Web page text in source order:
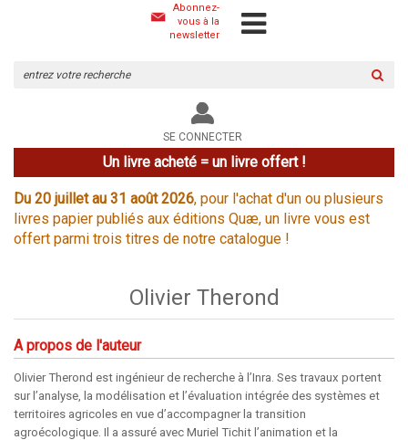
Abonnez-
vous à la
newsletter
le
site
SE CONNECTER
Un livre acheté = un livre offert !
Du 20 juillet au 31 août 2026, pour l'achat d'un ou plusieurs
livres papier publiés aux éditions Quæ, un livre vous est
offert parmi trois titres de notre catalogue !
Olivier Therond
A propos de l'auteur
Olivier Therond est ingénieur de recherche à l’Inra. Ses travaux portent
sur l’analyse, la modélisation et l’évaluation intégrée des systèmes et
territoires agricoles en vue d’accompagner la transition
agroécologique. Il a assuré avec Muriel Tichit l’animation et la